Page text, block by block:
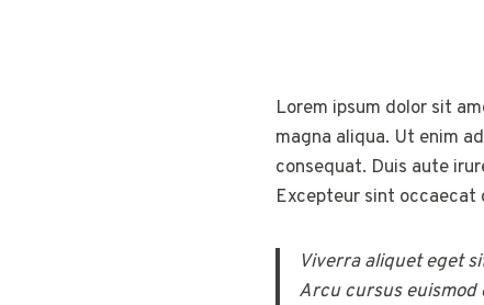
Lorem ipsum dolor sit
magna aliqua. Ut enim
consequat. Duis aute
Excepteur sint occaecat
Viverra aliquet eget
Arcu cursus euismod